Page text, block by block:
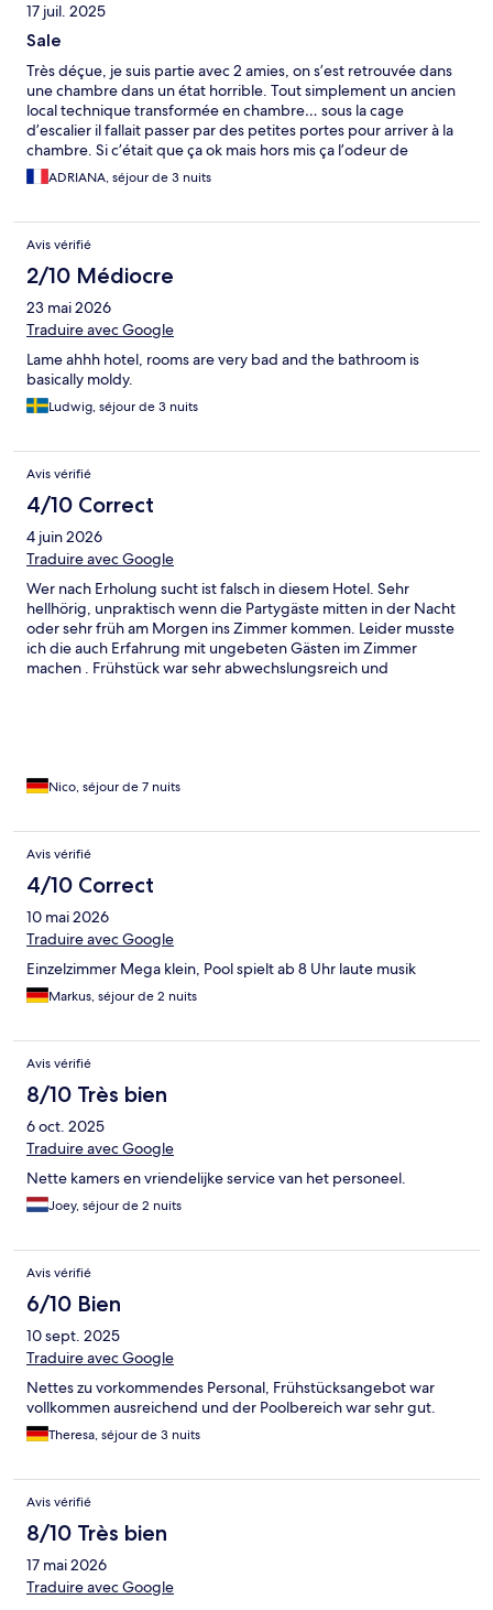
17 juil. 2025
Sale
Très déçue, je suis partie avec 2 amies, on s’est retrouvée dans
une chambre dans un état horrible. Tout simplement un ancien
local technique transformée en chambre… sous la cage
d’escalier il fallait passer par des petites portes pour arriver à la
chambre. Si c’était que ça ok mais hors mis ça l’odeur de
renfermer dans la chambre ainsi que sur les draps j’ai du aller
demander à 00h00 des draps propres et nous avons refait nous
salubre que marcher pied nus était impossible. Après plusieurs
requête à l’accueil, on nous avons promis un ménage complet
de la chambre, chose qui n’a pas était faite donc encore une fois
fait par nous. J’ai demandé des draps propres et ils n’ont pas
voulu nous en refournir. L’hôtel en lui même est sympas mais
trop degueu et il n’y a aucun service pour les clients… Peut être
lieux… Breff j’y retournerais pas et vue le prix non plus
ADRIANA, séjour de 3 nuits
Avis vérifié
2/10 Médiocre
23 mai 2026
Traduire avec Google
Lame ahhh hotel, rooms are very bad and the bathroom is
basically moldy.
Ludwig, séjour de 3 nuits
Avis vérifié
4/10 Correct
4 juin 2026
Traduire avec Google
Wer nach Erholung sucht ist falsch in diesem Hotel. Sehr
hellhörig, unpraktisch wenn die Partygäste mitten in der Nacht
oder sehr früh am Morgen ins Zimmer kommen. Leider musste
ich die auch Erfahrung mit ungebeten Gästen im Zimmer
machen . Frühstück war sehr abwechslungsreich und
Nico, séjour de 7 nuits
Avis vérifié
4/10 Correct
10 mai 2026
Traduire avec Google
Einzelzimmer Mega klein, Pool spielt ab 8 Uhr laute musik
Markus, séjour de 2 nuits
Avis vérifié
8/10 Très bien
6 oct. 2025
Traduire avec Google
Nette kamers en vriendelijke service van het personeel.
Joey, séjour de 2 nuits
Avis vérifié
6/10 Bien
10 sept. 2025
Traduire avec Google
Nettes zu vorkommendes Personal, Frühstücksangebot war
vollkommen ausreichend und der Poolbereich war sehr gut.
Theresa, séjour de 3 nuits
Avis vérifié
8/10 Très bien
17 mai 2026
Traduire avec Google